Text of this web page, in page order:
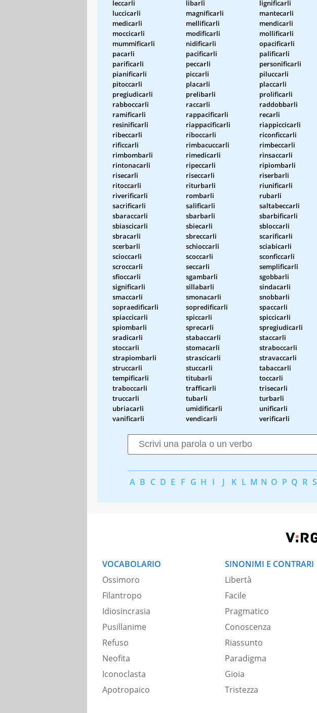
leccarli
libarli lignificarli
luccicarli
magnificarli mantecarli
medicarli
mellificarli mendicarli
moccicarli
modificarli mollificarli
mummificarli
nidificarli opacificarli
pacarli
pacificarli palificarli
parificarli
peccarli personificarli
pianificarli
piccarli piluccarli
pitoccarli
placarli placcarli
pregiudicarli
prelibarli prolificarli
rabboccarli
raccarli raddobbarli
ramificarli
rappacificarli recarli
resinificarli
riappacificarli riappiccicarli
ribeccarli
riboccarli riconficcarli
rificcarli
rimbacuccarli rimbeccarli
rimbombarli
rimedicarli rinsaccarli
rintonacarli
ripeccarli ripiombarli
risecarli
riseccarli riserbarli
ritoccarli
riturbarli riunificarli
riverificarli
rombarli rubarli
sacrificarli
salificarli saltabeccarli
sbaraccarli
sbarbarli sbarbificarli
sbiascicarli
sbiecarli sbloccarli
sbracarli
sbreccarli scarificarli
scerbarli
schioccarli sciabicarli
scioccarli
scoccarli sconficcarli
scroccarli
seccarli semplificarli
sfioccarli
sgambarli sgobbarli
significarli
sillabarli sindacarli
smaccarli
smonacarli snobbarli
sopraedificarli
sopredificarli spaccarli
spiaccicarli
spiccarli spiccicarli
spiombarli
sprecarli spregiudicarli
sradicarli
stabaccarli staccarli
stoccarli
stomacarli straboccarli
strapiombarli
strascicarli stravaccarli
struccarli
stuccarli tabaccarli
tempificarli
titubarli toccarli
traboccarli
trafficarli trisecarli
truccarli
tubarli turbarli
ubriacarli
umidificarli unificarli
vanificarli
vendicarli verificarli
A B C D E F G H I J K L M N O P Q R S
VOCABOLARIO
Ossimoro
Filantropo
Idiosincrasia
Pusillanime
Refuso
Neofita
Iconoclasta
Apotropaico
SINONIMI E CONTRARI
Libertà
Facile
Pragmatico
Conoscenza
Riassunto
Paradigma
Gioia
Tristezza